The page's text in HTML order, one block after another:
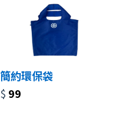
簡約環保袋
$ 99